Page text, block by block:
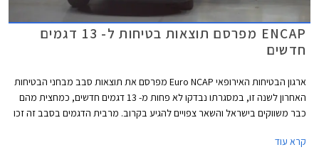
ENCAP מפרסם תוצאות בטיחות ל- 13 דגמים
חדשים
ארגון הבטיחות האירופאי Euro NCAP מפרסם את תוצאות סבב מבחני הבטיחות
האחרון לשנה זו, במסגרתו נבדקו לא פחות מ- 13 דגמים חדשים, כמחצית מהם
כבר משווקים בישראל והשאר צפויים להגיע בקרוב. מרבית הדגמים בסבב זה זכו
קרא עוד